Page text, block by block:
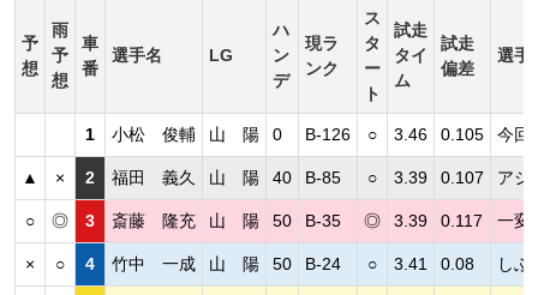
予
想
雨
予
想
車
番
選手名 LG
ハ
ン
デ
現ラ
ンク
ス
タ
ー
ト
試走
タイ
ム
試走
偏差
選手
1 小松 俊輔 山 陽 0 B-126 ○ 3.46 0.105 今回
▲ × 2 福田 義久 山 陽 40 B-85 ○ 3.39 0.107 アシ
○ ◎ 3 斎藤 隆充 山 陽 50 B-35 ◎ 3.39 0.117 一変
× ○ 4 竹中 一成 山 陽 50 B-24 ○ 3.41 0.08 しぶ